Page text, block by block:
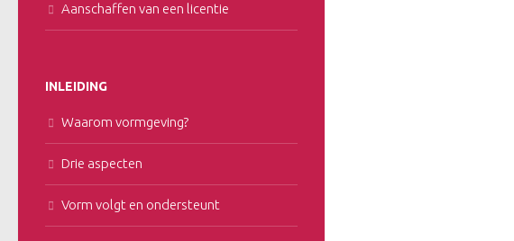
Aanschaffen van een licentie
INLEIDING
Waarom vormgeving?
Drie aspecten
Vorm volgt en ondersteunt